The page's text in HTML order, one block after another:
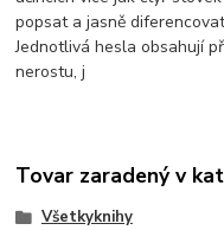
popsat a jasně
Jednotlivá hesla obsahují
nerostu, j
Tovar zaradený v
Všetkyknihy